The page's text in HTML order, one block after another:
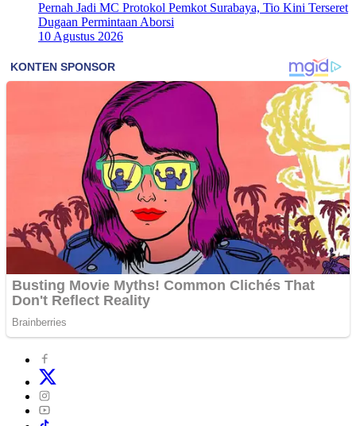
Pernah Jadi MC Protokol Pemkot Surabaya, Tio Kini Terseret
Dugaan Permintaan Aborsi
10 Agustus 2026